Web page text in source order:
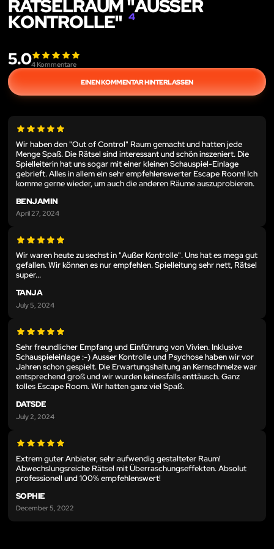
RÄTSELRAUM "AUSSER K
ONTROLLE" 4
5.04Kommentare
EINEN KOMMENTAR HINTERLASSEN
Wir haben den "Out of Control" Raum gemacht und hatten jede
Menge Spaß. Die Rätsel sind interessant und schön inszeniert. Die
Spielleiterin hat uns sogar mit einer kleinen Schauspiel-Einlage
gebrieft. Alles in allem ein sehr empfehlenswerter Escape Room! Ich
komme gerne wieder, um auch die anderen Räume auszuprobieren.
BENJAMIN
April 27, 2024
Wir waren heute zu sechst in "Außer Kontrolle". Uns hat es mega gut
gefallen. Wir können es nur empfehlen. Spielleitung sehr nett, Rätsel
super...
TANJA
July 5, 2024
Sehr freundlicher Empfang und Einführung von Vivien. Inklusive
Schauspieleinlage :-) Ausser Kontrolle und Psychose haben wir vor
Jahren schon gespielt. Die Erwartungshaltung an Kernschmelze war
entsprechend groß und wir wurden keinesfalls enttäusch. Ganz
tolles Escape Room. Wir hatten ganz viel Spaß.
DATSDE
July 2, 2024
Extrem guter Anbieter, sehr aufwendig gestalteter Raum!
Abwechslungsreiche Rätsel mit Überraschungseffekten. Absolut
professionell und 100% empfehlenswert!
SOPHIE
December 5, 2022